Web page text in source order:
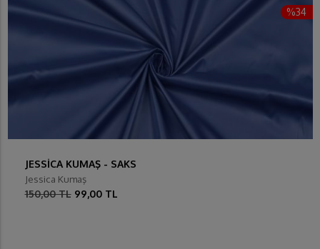
%34
JESSİCA KUMAŞ - SAKS
Jessica Kumaş
150,00 TL 99,00 TL